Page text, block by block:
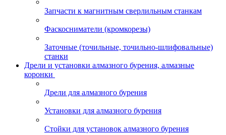
Запчасти к магнитным сверлильным станкам
Фаскосниматели (кромкорезы)
Заточные (точильные, точильно-шлифовальные)
станки
Дрели и установки алмазного бурения, алмазные
коронки
Дрели для алмазного бурения
Установки для алмазного бурения
Стойки для установок алмазного бурения